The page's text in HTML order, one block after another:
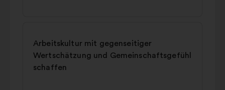
Arbeitskultur mit gegenseitiger
Wertschätzung und Gemeinschaftsgefühl
schaffen